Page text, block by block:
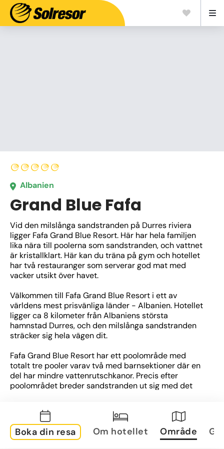
Albanien
Grand Blue Fafa
Vid den milslånga sandstranden på Durres riviera
ligger Fafa Grand Blue Resort. Här har hela familjen
lika nära till poolerna som sandstranden, och vattnet
är kristallklart. Här kan du träna på gym och hotellet
har två restauranger som serverar god mat med
vacker utsikt över havet.
Välkommen till Fafa Grand Blue Resort i ett av
världens mest prisvänliga länder - Albanien. Hotellet
ligger ca 8 kilometer från Albaniens största
hamnstad Durres, och den milslånga sandstranden
sträcker sig hela vägen dit.
Fafa Grand Blue Resort har ett poolområde med
totalt tre pooler varav två med barnsektioner där en
del har mindre vattenrutschkanor. Precis efter
poolområdet breder sandstranden ut sig med det
mot deposition.
På Fafa Grand Blue Resort finns två restauranger. I
Boka din resa Om hotellet Område